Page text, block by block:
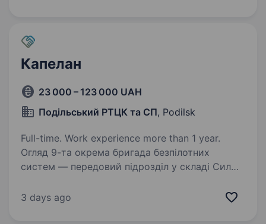
Капелан
23 000 – 123 000 UAH
Подільський РТЦК та СП, Podilsk
Full-time. Work experience more than 1 year.
Огляд 9-та окрема бригада безпілотних
систем — передовий підрозділ у складі Сил
на застосуванні дронів для розвідки,
3 days ago